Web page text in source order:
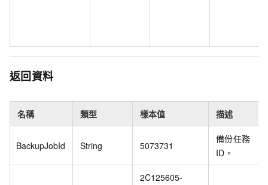
返回資料
名稱 類型 樣本值 描述
BackupJobId String 5073731
備份任務
ID。
2C125605-